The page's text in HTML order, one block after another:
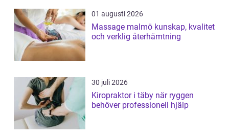
01 augusti 2026
Massage malmö kunskap, kvalitet
och verklig återhämtning
30 juli 2026
Kiropraktor i täby när ryggen
behöver professionell hjälp